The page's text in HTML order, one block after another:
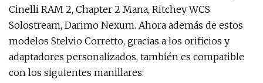
Cinelli RAM 2, Chapter 2 Mana, Ritchey WCS
Solostream, Darimo Nexum. Ahora además de estos
modelos Stelvio Corretto, gracias a los orificios y
adaptadores personalizados, también es compatible
con los siguientes manillares: